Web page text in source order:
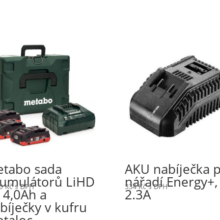
sada
LiHD
a
v kufru
Kč s DPH
AKU nabíječka
nářadí Energy+,
2.3A
334Kč s DPH